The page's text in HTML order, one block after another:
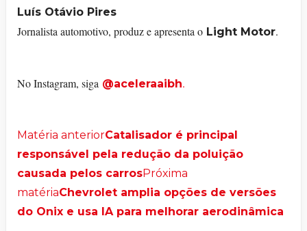
Luís Otávio Pires
Jornalista automotivo, produz e apresenta o Light Motor.
No Instagram, siga @aceleraaibh.
Matéria anteriorCatalisador é principal
responsável pela redução da poluição
causada pelos carrosPróxima
matériaChevrolet amplia opções de versões
do Onix e usa IA para melhorar aerodinâmica